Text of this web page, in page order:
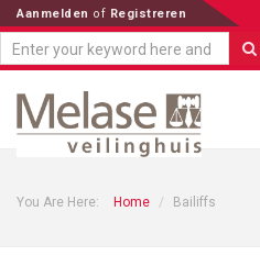
Aanmelden of Registreren
You Are Here: Home Bailiffs